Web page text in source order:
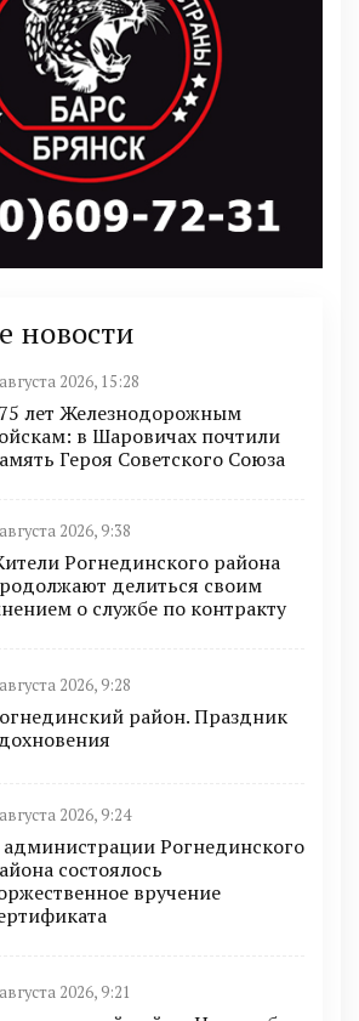
новости
2026, 15:28
лет Железнодорожным
в Шаровичах почтили
Героя Советского Союза
2026, 9:38
Рогнединского района
делиться своим
о службе по контракту
2026, 9:28
район. Праздник
2026, 9:24
Рогнединского
состоялось
вручение
2026, 9:21